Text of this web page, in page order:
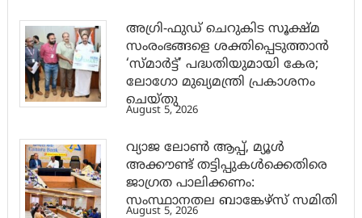
അഗ്രി-ഫുഡ് ചെറുകിട സൂക്ഷ്മ
സംരംഭങ്ങളെ ശക്തിപ്പെടുത്താന്‍
‘സ്മാര്‍ട്ട്’ പദ്ധതിയുമായി കേര;
ലോഗോ മുഖ്യമന്ത്രി പ്രകാശനം
ചെയ്തു
August 5, 2026
വ്യാജ ലോൺ ആപ്പ്, മ്യൂൾ
അക്കൗണ്ട് തട്ടിപ്പുകൾക്കെതിരെ
ജാ​ഗ്രത പാലിക്കണം:
സംസ്ഥാനതല ബാങ്കേഴ്സ് സമിതി
August 5, 2026